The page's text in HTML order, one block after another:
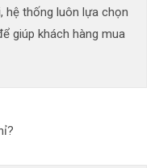
hệ thống luôn lựa chọn
giúp khách hàng mua